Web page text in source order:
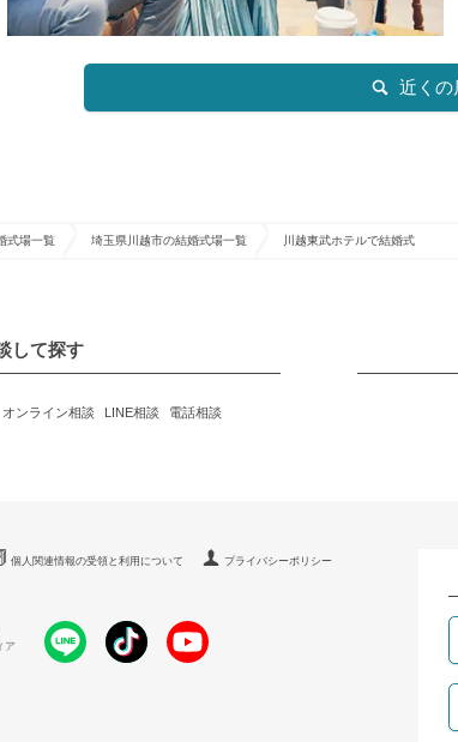
近くの
式場一覧 埼玉県川越市の結婚式場一覧 川越東武ホテルで結婚式
して探す
オンライン相談 LINE相談 電話相談
個人関連情報の受領と利用について プライバシーポリシー
ア